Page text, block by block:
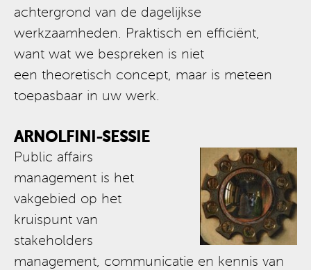
achtergrond van de dagelijkse
werkzaamheden. Praktisch en efficiënt,
want wat we bespreken is niet
een theoretisch concept, maar is meteen
toepasbaar in uw werk.
ARNOLFINI-SESSIE
Public affairs
management is het
vakgebied op het
kruispunt van
stakeholders
management, communicatie en kennis van